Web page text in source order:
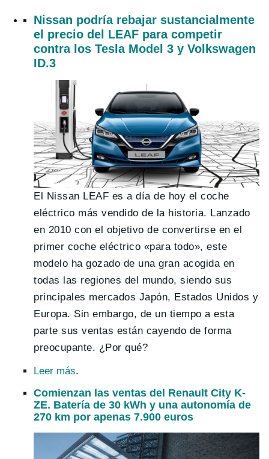
Nissan podría rebajar sustancialmente
el precio del LEAF para competir
contra los Tesla Model 3 y Volkswagen
ID.3
El Nissan LEAF es a día de hoy el coche
eléctrico más vendido de la historia. Lanzado
en 2010 con el objetivo de convertirse en el
primer coche eléctrico «para todo», este
modelo ha gozado de una gran acogida en
todas las regiones del mundo, siendo sus
principales mercados Japón, Estados Unidos y
Europa. Sin embargo, de un tiempo a esta
parte sus ventas están cayendo de forma
preocupante. ¿Por qué?
Leer más.
Comienzan las ventas del Renault City K-
ZE. Batería de 30 kWh y una autonomía de
270 km por apenas 7.900 euros